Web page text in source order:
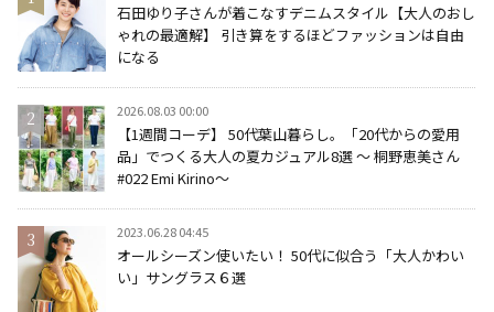
石田ゆり子さんが着こなすデニムスタイル【大人のおし
ゃれの最適解】 引き算をするほどファッションは自由
になる
2026.08.03 00:00
【1週間コーデ】 50代葉山暮らし。「20代からの愛用
品」でつくる大人の夏カジュアル8選 ～ 桐野恵美さん
#022 Emi Kirino～
2023.06.28 04:45
オールシーズン使いたい！ 50代に似合う「大人かわい
い」サングラス６選